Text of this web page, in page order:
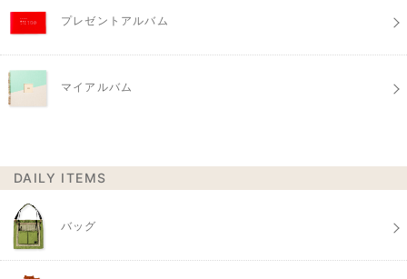
プレゼントアルバム
マイアルバム
DAILY ITEMS
バッグ